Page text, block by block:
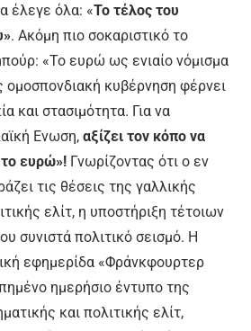
έλεγε όλα: «Το τέλος του
. Ακόμη πιο σοκαριστικό το
«Το ευρώ ως ενιαίο νόμισμα
κυβέρνηση φέρνει
και στασιμότητα. Για να
Ενωση, αξίζει τον κόπο να
ευρώ»! Γνωρίζοντας ότι ο εν
τις θέσεις της γαλλικής
ελίτ, η υποστήριξη τέτοιων
συνιστά πολιτικό σεισμό. Η
εφημερίδα «Φράνκφουρτερ
ημερήσιο έντυπο της
και πολιτικής ελίτ,